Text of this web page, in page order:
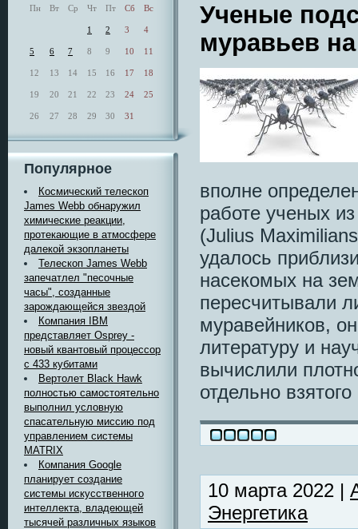
Пн Вт Ср Чт Пт Сб Вс
1 2 3 4
5 6 7 8 9 10 11
12 13 14 15 16 17 18
19 20 21 22 23 24 25
26 27 28 29 30 31
Популярное
Космический телескоп
James Webb обнаружил
химические реакции,
протекающие в атмосфере
далекой экзопланеты
Телескоп James Webb
запечатлел "песочные
часы", созданные
зарождающейся звездой
Компания IBM
представляет Osprey -
новый квантовый процессор
с 433 кубитами
Вертолет Black Hawk
полностью самостоятельно
выполнил условную
спасательную миссию под
управлением системы
MATRIX
Компания Google
планирует создание
системы искусственного
интеллекта, владеющей
тысячей различных языков
Ученые
муравьев
вполне
работе ученых
(Julius
удалось
насекомых на
пересчитывали
муравейников,
литературу и
вычислили
отдельно
10 марта 2022 |
Энергетика